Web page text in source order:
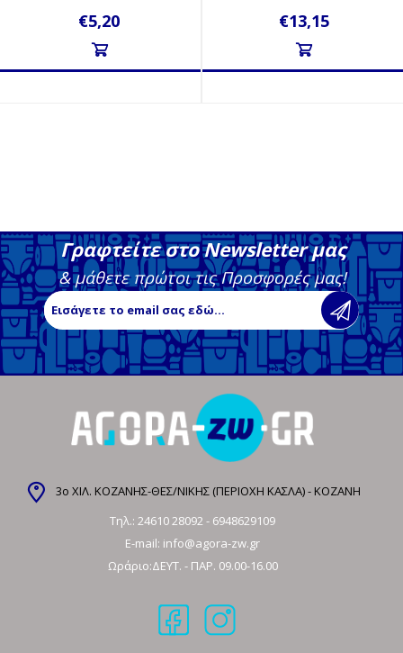
€5,20 €13,15
Γραφτείτε στο Newsletter μας
& μάθετε πρώτοι τις Προσφορές μας!
3ο ΧΙΛ. ΚΟΖΑΝΗΣ-ΘΕΣ/ΝΙΚΗΣ (ΠΕΡΙΟΧΗ ΚΑΣΛΑ) - ΚΟΖΑΝΗ
Τηλ.: 24610 28092- 6948629109
E-mail: info@agora-zw.gr
Ωράριο:ΔΕΥΤ. - ΠΑΡ. 09.00-16.00